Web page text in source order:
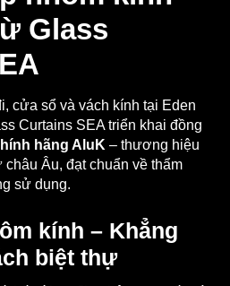
Glass
cửa sổ và vách kính tại Eden
Curtains SEA triển khai đồng
hãng AluK – thương hiệu
Âu, đạt chuẩn về thẩm
sử dụng.
kính – Khẳng
biệt thự